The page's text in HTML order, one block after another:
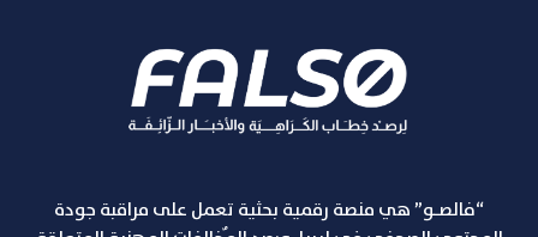
“فالصـو” هي منصة رقمية بحثية تعمل على مراقبة جودة